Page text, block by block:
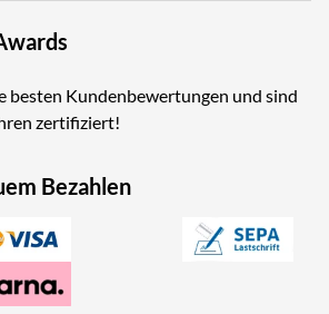
besten Kundenbewertungen und sind
zertifiziert!
Bezahlen